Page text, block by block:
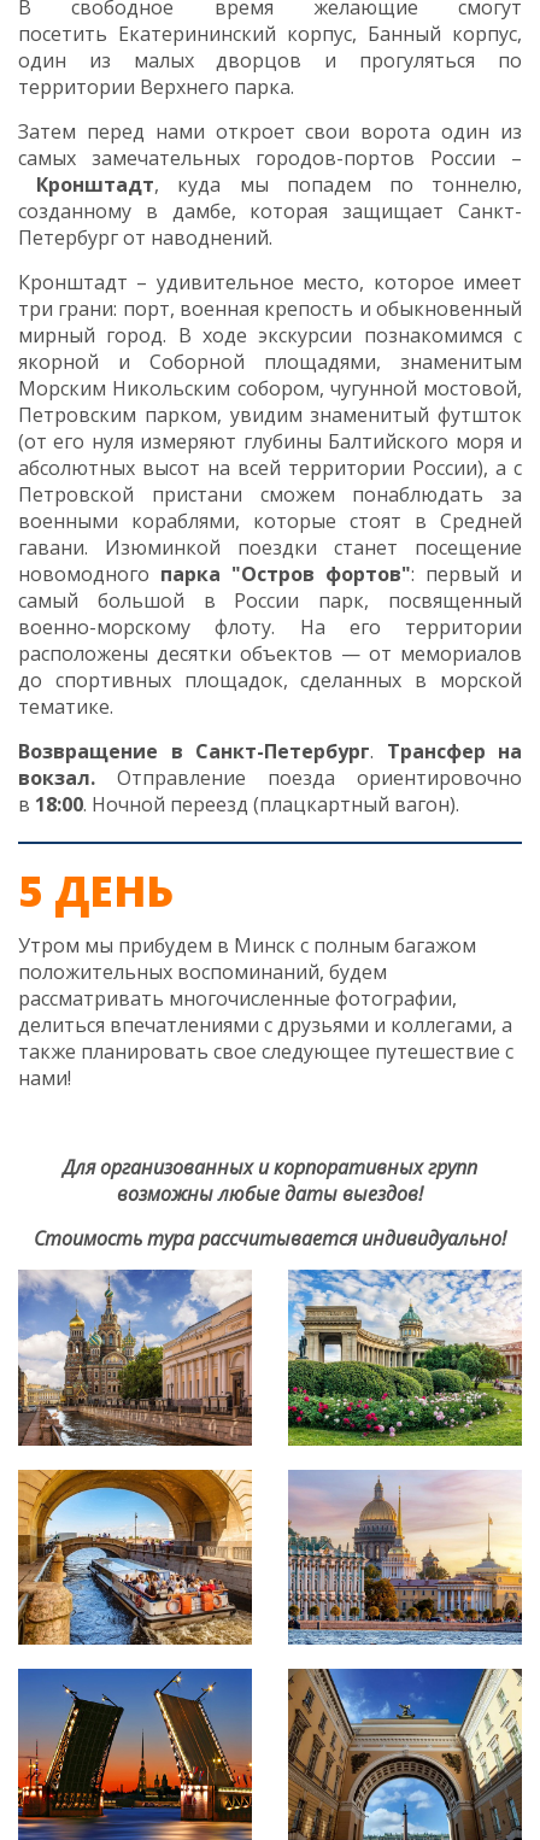
В свободное время желающие смогут
посетить Екатерининский корпус, Банный корпус,
один из малых дворцов и прогуляться по
территории Верхнего парка.
Затем перед нами откроет свои ворота один из
самых замечательных городов-портов России –
Кронштадт, куда мы попадем по тоннелю,
созданному в дамбе, которая защищает Санкт-
Петербург от наводнений.
Кронштадт – удивительное место, которое имеет
три грани: порт, военная крепость и обыкновенный
мирный город. В ходе экскурсии познакомимся с
якорной и Соборной площадями, знаменитым
Морским Никольским собором, чугунной мостовой,
Петровским парком, увидим знаменитый футшток
(от его нуля измеряют глубины Балтийского моря и
абсолютных высот на всей территории России), а с
Петровской пристани сможем понаблюдать за
военными кораблями, которые стоят в Средней
гавани. Изюминкой поездки станет посещение
новомодного парка "Остров фортов": первый и
самый большой в России парк, посвященный
военно-морскому флоту. На его территории
расположены десятки объектов — от мемориалов
до спортивных площадок, сделанных в морской
тематике.
Возвращение в Санкт-Петербург. Трансфер на
вокзал. Отправление поезда ориентировочно
в 18:00. Ночной переезд (плацкартный вагон).
5 ДЕНЬ
Утром мы прибудем в Минск с полным багажом
положительных воспоминаний, будем
рассматривать многочисленные фотографии,
делиться впечатлениями с друзьями и коллегами, а
также планировать свое следующее путешествие с
нами!
Для организованных и корпоративных групп
возможны любые даты выездов!
Стоимость тура рассчитывается индивидуально!